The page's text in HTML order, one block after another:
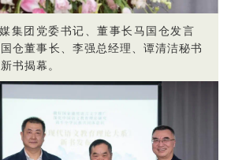
集团党委书记、董事长马国仓发言
仓董事长、李强总经理、谭清洁秘书
书揭幕。